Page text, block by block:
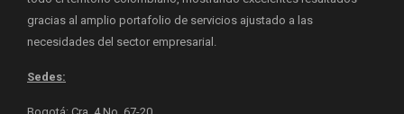
gracias al amplio portafolio de servicios ajustado a las
necesidades del sector empresarial.
Sedes: